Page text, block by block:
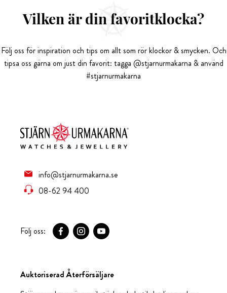
Vilken är din favoritklocka?
Följ oss för inspiration och tips om allt som rör klockor & smycken. Och
tipsa oss gärna om just din favorit: tagga @stjarnurmakarna & använd
#stjarnurmakarna
info@stjarnurmakarna.se
08-62 94 400
Följ oss:
Auktoriserad Återförsäljare